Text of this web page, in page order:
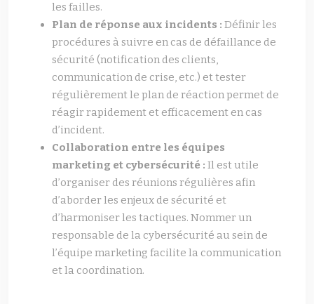
les failles.
Plan de réponse aux incidents : Définir les
procédures à suivre en cas de défaillance de
sécurité (notification des clients,
communication de crise, etc.) et tester
régulièrement le plan de réaction permet de
réagir rapidement et efficacement en cas
d’incident.
Collaboration entre les équipes
marketing et cybersécurité : Il est utile
d’organiser des réunions régulières afin
d’aborder les enjeux de sécurité et
d’harmoniser les tactiques. Nommer un
responsable de la cybersécurité au sein de
l’équipe marketing facilite la communication
et la coordination.